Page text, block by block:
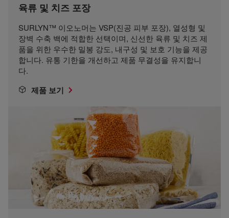
육류 및 치즈 포장
SURLYN™ 이오노머는 VSP(진공 피부 포장), 열성형 및
장벽 수축 백에 적합한 선택이며, 신선한 육류 및 치즈 제
품을 위한 우수한 밀봉 강도, 내구성 및 보호 기능을 제공
합니다. 유통 기한을 개선하고 제품 무결성을 유지합니
다.
제품 보기